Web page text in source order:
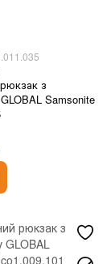
з
Samsonite